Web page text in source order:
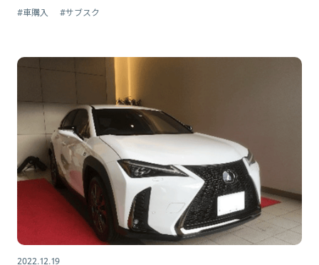
#車購入 #サブスク
2022.12.19